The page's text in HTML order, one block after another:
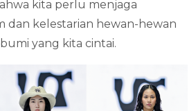
kita perlu menjaga
dan kelestarian hewan-hewan
yang kita cintai.